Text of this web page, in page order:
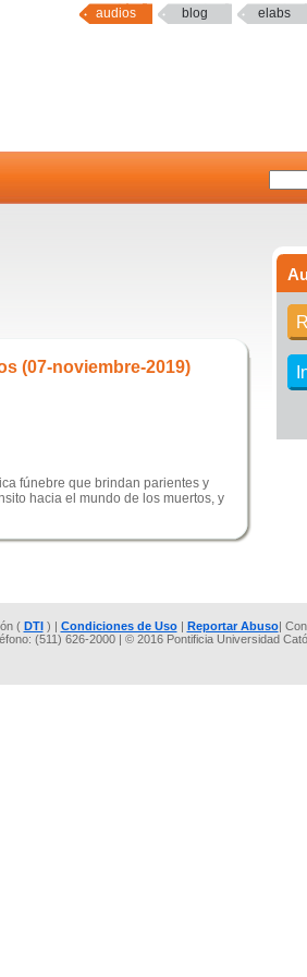
audios blog elabs
(07-noviembre-2019)
fúnebre que brindan parientes y
hacia el mundo de los muertos, y
( DTI) | Condiciones de Uso| Reportar Abuso|
(511) 626-2000 | © 2016 Pontificia Universidad